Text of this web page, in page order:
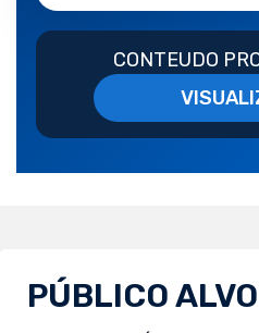
CONTEUDO
PÚBLICO ALVO